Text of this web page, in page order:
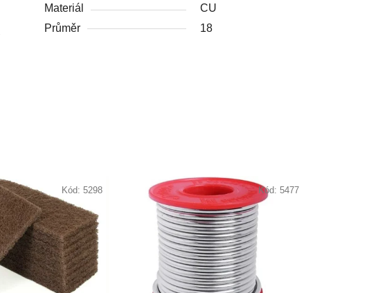
Materiál
CU
Průměr
18
Kód: 5298 Kód: 5477